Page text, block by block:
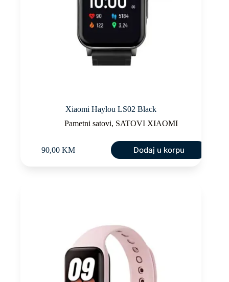
Xiaomi Haylou LS02 Black
Pametni satovi, SATOVI XIAOMI
90,00 KM Dodaj u korpu